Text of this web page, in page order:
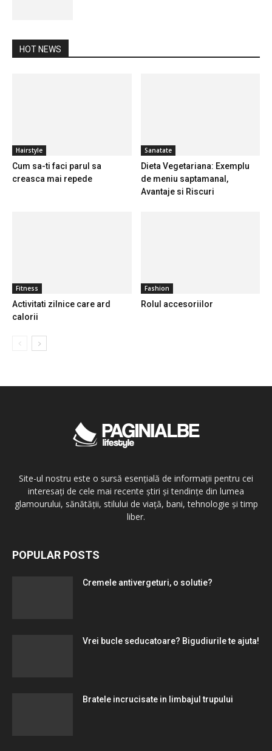
HOT NEWS
Hairstyle
Cum sa-ti faci parul sa
creasca mai repede
Sanatate
Dieta Vegetariana: Exemplu
de meniu saptamanal,
Avantaje si Riscuri
Fitness
Activitati zilnice care ard
calorii
Fashion
Rolul accesoriilor
Site-ul nostru este o sursă esențială de informații pentru cei
interesați de cele mai recente știri și tendințe din lumea
glamourului, sănătății, stilului de viață, bani, tehnologie și timp
liber.
POPULAR POSTS
Cremele antivergeturi, o solutie?
Vrei bucle seducatoare? Bigudiurile te ajuta!
Bratele incrucisate in limbajul trupului